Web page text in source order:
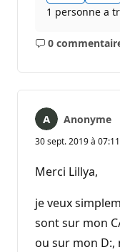
1 personne a
0
Aucun
Anonyme
30 sept. 2019 à 07:11
Merci Lillya,
je veux
sont sur mon
ou sur mon D:,